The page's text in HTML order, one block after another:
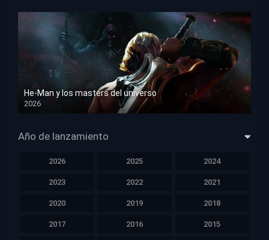
He-Man y los masters del universo
2026
HD 1080p
Año de lanzamiento
2026 2025 2024
2023 2022 2021
2020 2019 2018
2017 2016 2015